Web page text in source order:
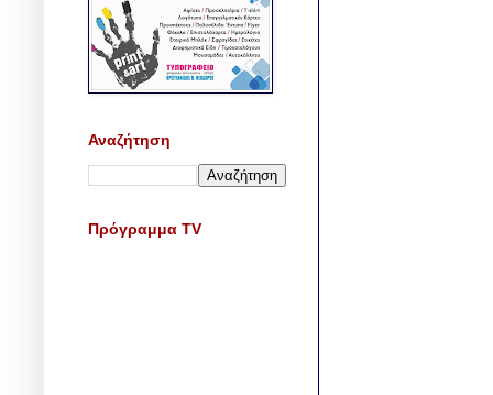
Αναζήτηση
Πρόγραμμα TV